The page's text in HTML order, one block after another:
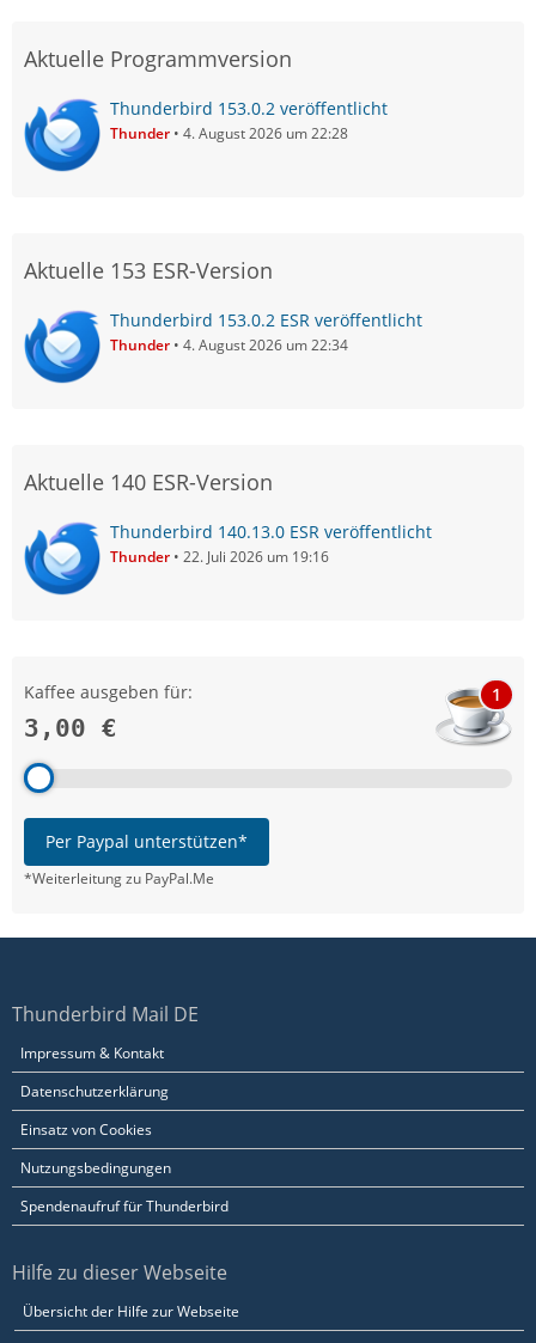
Aktuelle Programmversion
Thunderbird 153.0.2 veröffentlicht
Thunder 4. August 2026 um 22:28
Aktuelle 153 ESR-Version
Thunderbird 153.0.2 ESR veröffentlicht
Thunder 4. August 2026 um 22:34
Aktuelle 140 ESR-Version
Thunderbird 140.13.0 ESR veröffentlicht
Thunder 22. Juli 2026 um 19:16
Kaffee ausgeben für:
3,00 €
1
Per Paypal unterstützen*
*Weiterleitung zu PayPal.Me
Thunderbird Mail DE
Impressum & Kontakt
Datenschutzerklärung
Einsatz von Cookies
Nutzungsbedingungen
Spendenaufruf für Thunderbird
Hilfe zu dieser Webseite
Übersicht der Hilfe zur Webseite